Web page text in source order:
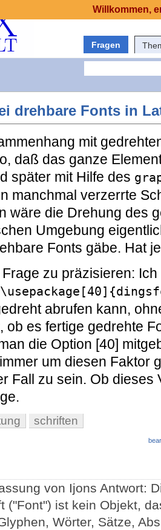
Fragen
drehbare Fonts in
mit
daß das ganze
später mit Hilfe des
manchmal verzerrte
wäre die Drehung des
Umgebung
Fonts gäbe. Hat
zu präzisieren:
abrufen kann,
ob es fertige gedrehte
die Option [40]
um diesen Faktor
Fall zu sein. Ob dieses
schriften
von Ijons Antwort:
("Font") ist kein Objekt,
Wörter, Sätze,
Willkommen,